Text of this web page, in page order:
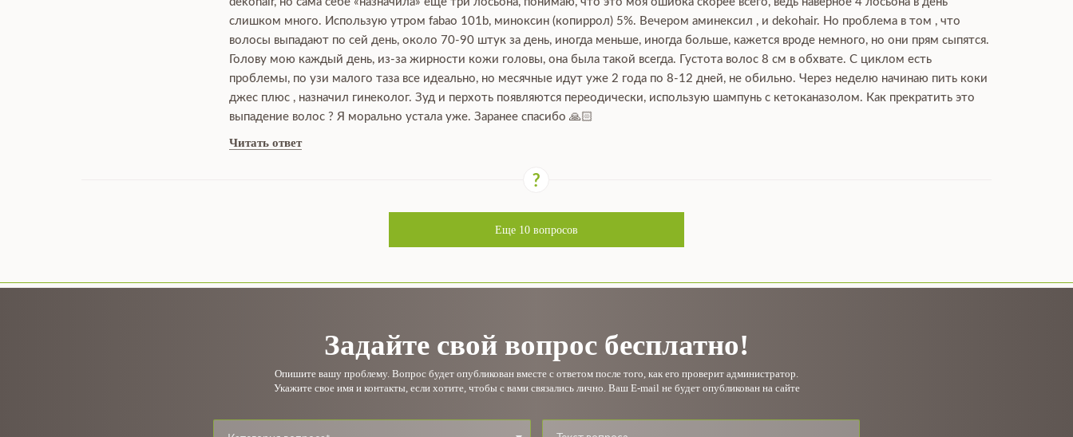
слишком много. Использую утром fabao 101b, миноксин (копиррол) 5%. Вечером аминексил , и dekohair. Но проблема в том , что
волосы выпадают по сей день, около 70-90 штук за день, иногда меньше, иногда больше, кажется вроде немного, но они прям сыпятся.
Голову мою каждый день, из-за жирности кожи головы, она была такой всегда. Густота волос 8 см в обхвате. С циклом есть
проблемы, по узи малого таза все идеально, но месячные идут уже 2 года по 8-12 дней, не обильно. Через неделю начинаю пить коки
джес плюс , назначил гинеколог. Зуд и перхоть появляются переодически, использую шампунь с кетоканазолом. Как прекратить это
выпадение волос ? Я морально устала уже. Заранее спасибо 🙏🏻
Читать ответ
Еще 10 вопросов
Задайте свой вопрос бесплатно!
Опишите вашу проблему. Вопрос будет опубликован вместе с ответом после того, как его проверит администратор.
Укажите свое имя и контакты, если хотите, чтобы с вами связались лично. Ваш E-mail не будет опубликован на сайте